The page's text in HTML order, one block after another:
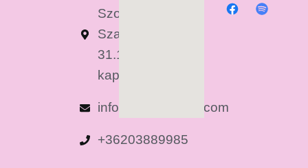
Szolnok,
Szapáry u.
31.1/1. (2-es
kapucsengő)
info@anyaleszek.com
+36203889985